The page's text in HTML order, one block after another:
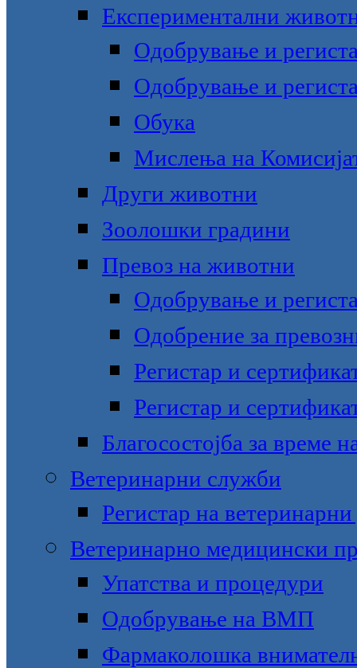
Експериментални
Одобрување и
Одобрување и
Обука
Мислења на
Други животни
Зоолошки градини
Превоз на животни
Одобрување и
Одобрение за
Регистар и
Регистар и
Благосостојба за време
Ветеринарни служби
Регистар на
Ветеринарно медицински
Упатства и процедури
Одобрување на ВМП
Фармаколошка